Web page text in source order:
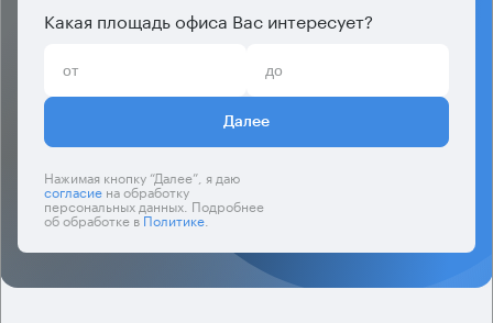
Какая площадь офиса Вас интересует?
Далее
Нажимая кнопку “Далее”, я даю
согласиена обработку
персональных данных. Подробнее
об обработке вПолитике.